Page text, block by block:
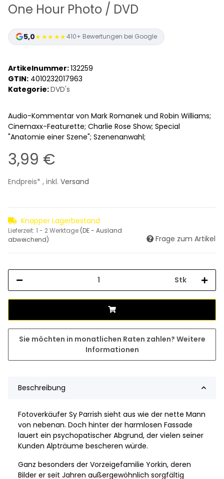
One Hour Photo / DVD
5,0★★★★★410+ Bewertungen bei Google
Artikelnummer:132259
GTIN: 4010232017963
Kategorie:DVD's
Audio-Kommentar von Mark Romanek und Robin Williams;
Cinemaxx-Featurette; Charlie Rose Show; Special
"Anatomie einer Szene"; Szenenanwahl;
3,99 €
Endpreis* , inkl. Versand
Knapper Lagerbestand
Lieferzeit: 1 - 2 Werktage (DE - Ausland
abweichend)
Frage zum Artikel
Stk
Sie möchten in monatlichen Raten zahlen? Weitere
Informationen
Beschreibung
Fotoverkäufer Sy Parrish sieht aus wie der nette Mann
von nebenan. Doch hinter der harmlosen Fassade
lauert ein psychopatischer Abgrund, der vielen seiner
Kunden Alpträume bescheren würde.
Ganz besonders der Vorzeigefamilie Yorkin, deren
Bilder er seit Jahren außergewöhnlich sorgfältig